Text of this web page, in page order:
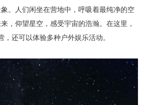
。人们闲坐在营地中，呼吸着最纯净的空
，仰望星空，感受宇宙的浩瀚。在这里，
，还可以体验多种户外娱乐活动。